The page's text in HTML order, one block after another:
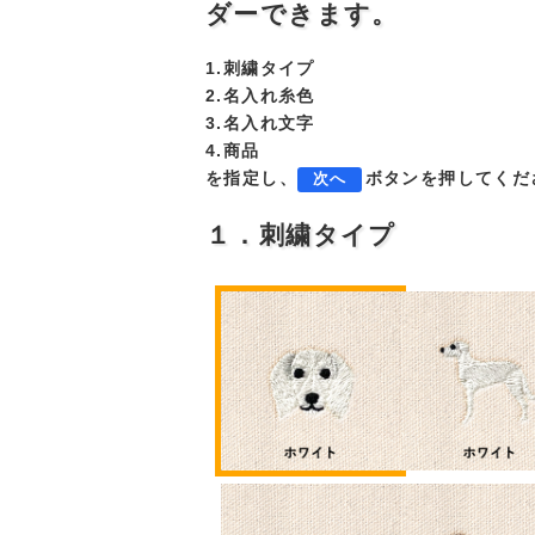
ダーできます。
1.刺繍タイプ
2.名入れ糸色
3.名入れ文字
4.商品
を指定し、
次へ ボタンを押してくだ
１．刺繍タイプ